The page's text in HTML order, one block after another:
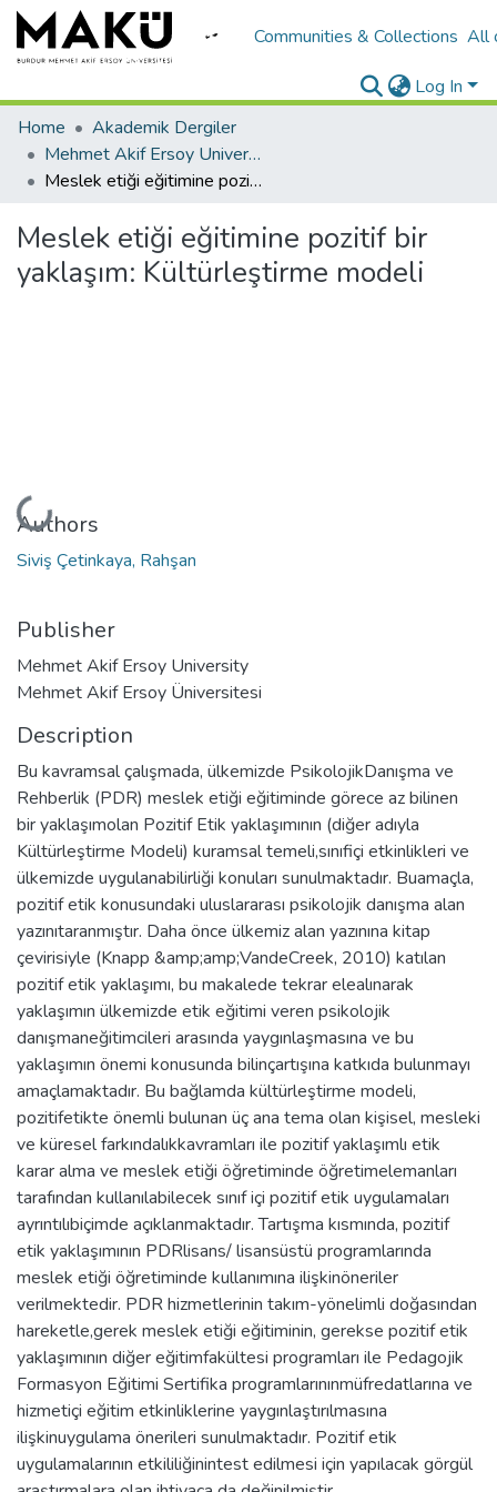
Communities & Collections All
Log In
Home
Akademik Dergiler
Mehmet Akif Ersoy University Journal of Education Faculty
Meslek etiği eğitimine pozitif bir yaklaşım: Kültürleştirme modeli
Meslek etiği eğitimine pozitif bir
yaklaşım: Kültürleştirme modeli
Loading...
Authors
Siviş Çetinkaya, Rahşan
Publisher
Mehmet Akif Ersoy University
Mehmet Akif Ersoy Üniversitesi
Description
Bu kavramsal çalışmada, ülkemizde PsikolojikDanışma ve
Rehberlik (PDR) meslek etiği eğitiminde görece az bilinen
bir yaklaşımolan Pozitif Etik yaklaşımının (diğer adıyla
Kültürleştirme Modeli) kuramsal temeli,sınıfiçi etkinlikleri ve
ülkemizde uygulanabilirliği konuları sunulmaktadır. Buamaçla,
pozitif etik konusundaki uluslararası psikolojik danışma alan
yazınıtaranmıştır. Daha önce ülkemiz alan yazınına kitap
çevirisiyle (Knapp &amp;amp;VandeCreek, 2010) katılan
pozitif etik yaklaşımı, bu makalede tekrar elealınarak
yaklaşımın ülkemizde etik eğitimi veren psikolojik
danışmaneğitimcileri arasında yaygınlaşmasına ve bu
yaklaşımın önemi konusunda bilinçartışına katkıda bulunmayı
amaçlamaktadır. Bu bağlamda kültürleştirme modeli,
pozitifetikte önemli bulunan üç ana tema olan kişisel, mesleki
ve küresel farkındalıkkavramları ile pozitif yaklaşımlı etik
karar alma ve meslek etiği öğretiminde öğretimelemanları
tarafından kullanılabilecek sınıf içi pozitif etik uygulamaları
ayrıntılıbiçimde açıklanmaktadır. Tartışma kısmında, pozitif
etik yaklaşımının PDRlisans/ lisansüstü programlarında
meslek etiği öğretiminde kullanımına ilişkinöneriler
verilmektedir. PDR hizmetlerinin takım-yönelimli doğasından
hareketle,gerek meslek etiği eğitiminin, gerekse pozitif etik
yaklaşımının diğer eğitimfakültesi programları ile Pedagojik
Formasyon Eğitimi Sertifika programlarınınmüfredatlarına ve
hizmetiçi eğitim etkinliklerine yaygınlaştırılmasına
ilişkinuygulama önerileri sunulmaktadır. Pozitif etik
uygulamalarının etkililiğinintest edilmesi için yapılacak görgül